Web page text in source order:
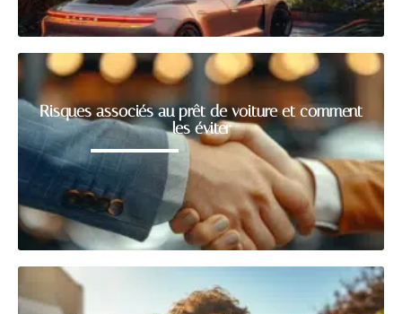
Risques associés au prêt de voiture et comment
les éviter